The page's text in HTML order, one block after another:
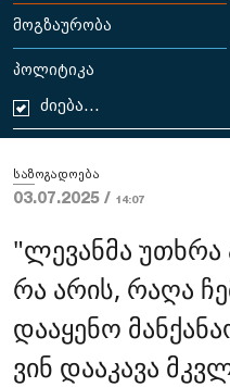
მოგზაურობა
პოლიტიკა
საზოგადოება
03.07.2025 / 14:07
"ლევანმა უთხრა
რა არის, რაღა
დააყენო
ვინ დააკავა